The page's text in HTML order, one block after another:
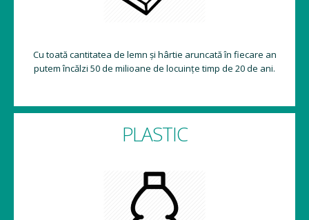
Cu toată cantitatea de lemn și hârtie aruncată în fiecare an
putem încălzi 50 de milioane de locuințe timp de 20 de ani.
PLASTIC